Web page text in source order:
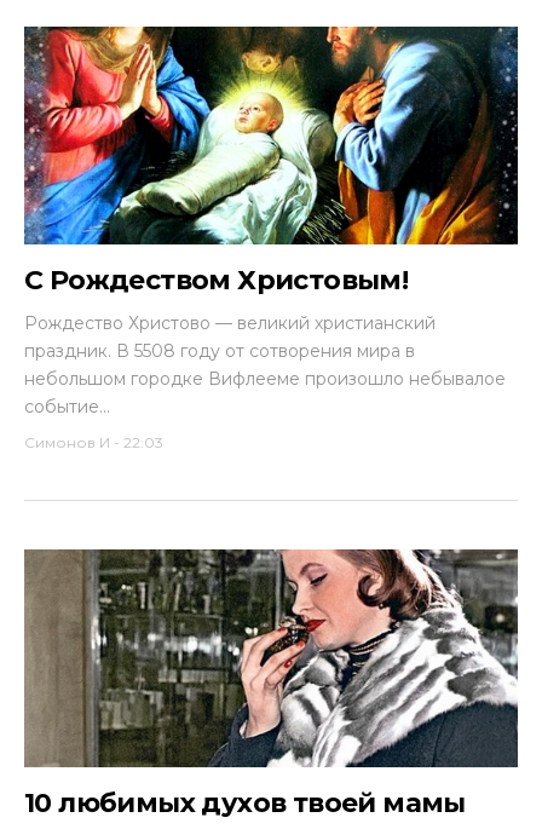
С Рождеством Христовым!
Рождество Христово — великий христианский
праздник. В 5508 году от сотворения мира в
небольшом городке Вифлееме произошло небывалое
событие...
Симонов И - 22:03
10 любимых духов твоей мамы